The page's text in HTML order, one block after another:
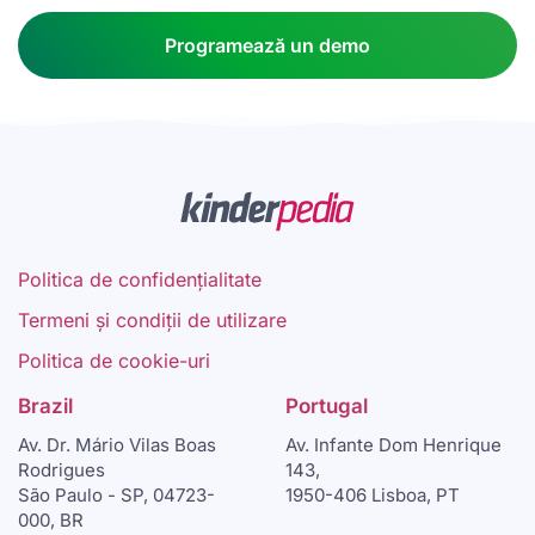
Programează un demo
Politica de confidențialitate
Termeni și condiții de utilizare
Politica de cookie-uri
Brazil
Av. Dr. Mário Vilas Boas
Rodrigues
São Paulo - SP, 04723-
000, BR
Portugal
Av. Infante Dom Henrique
143,
1950-406 Lisboa, PT